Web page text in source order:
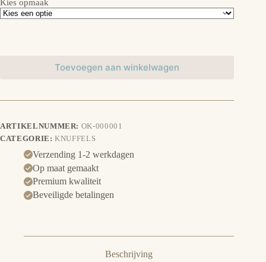
Kies opmaak
Toevoegen aan winkelwagen
ARTIKELNUMMER: OK-000001
CATEGORIE:KNUFFELS
Verzending 1-2 werkdagen
Op maat gemaakt
Premium kwaliteit
Beveiligde betalingen
Beschrijving